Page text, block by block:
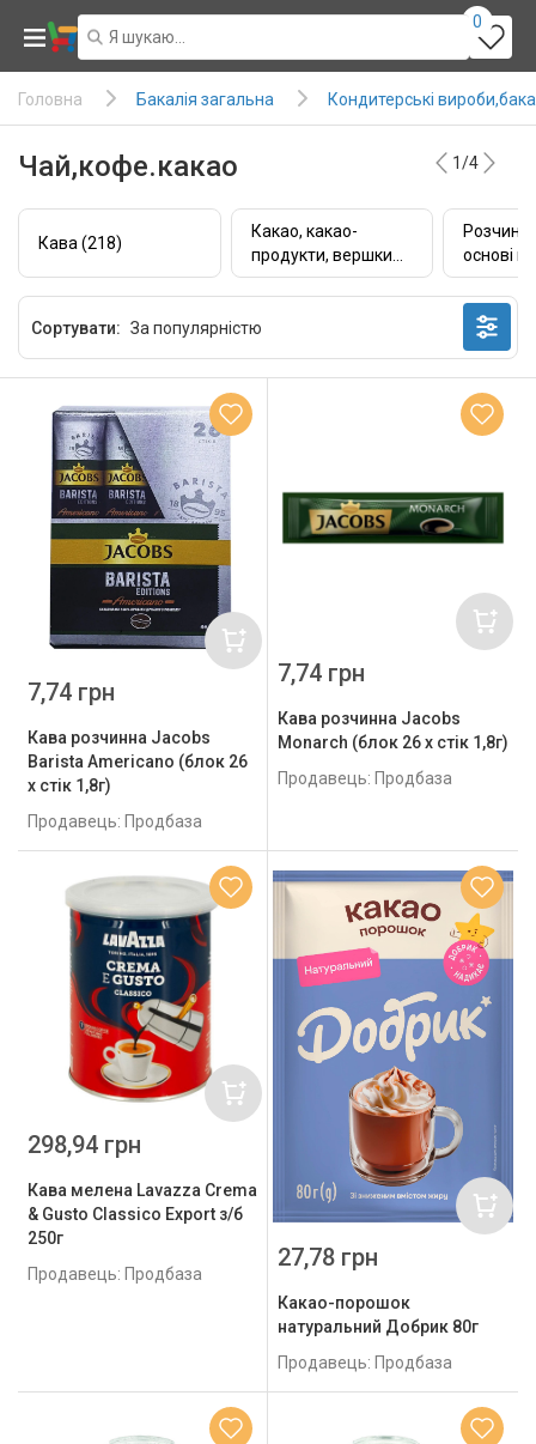
0
Головна Бакалія загальна Кондитерські
Чай,кофе.какао 1/4
Кава (218)
Какао, какао-
продукти, вершки
(13)
основі
Сортувати:
Кава розчинна Jacobs
Barista Americano (блок 26
x стік 1,8г)
Продавець: Продбаза
7,74 грн
Кава розчинна Jacobs
Monarch (блок 26 x стік 1,8г)
Продавець: Продбаза
7,74 грн
Кава мелена Lavazza Crema
& Gusto Classico Export з/б
250г
Продавець: Продбаза
298,94 грн
Какао-порошок
натуральний Добрик 80г
Продавець: Продбаза
27,78 грн